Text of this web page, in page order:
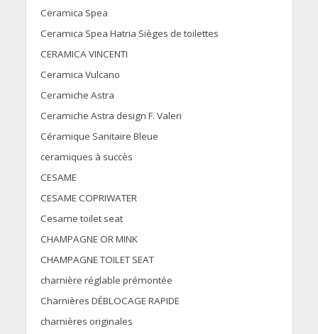
Ceramica Spea
Ceramica Spea Hatria Sièges de toilettes
CERAMICA VINCENTI
Ceramica Vulcano
Ceramiche Astra
Ceramiche Astra design F. Valeri
Céramique Sanitaire Bleue
ceramiques à succès
CESAME
CESAME COPRIWATER
Cesame toilet seat
CHAMPAGNE OR MINK
CHAMPAGNE TOILET SEAT
charnière réglable prémontée
Charnières DÉBLOCAGE RAPIDE
charnières originales